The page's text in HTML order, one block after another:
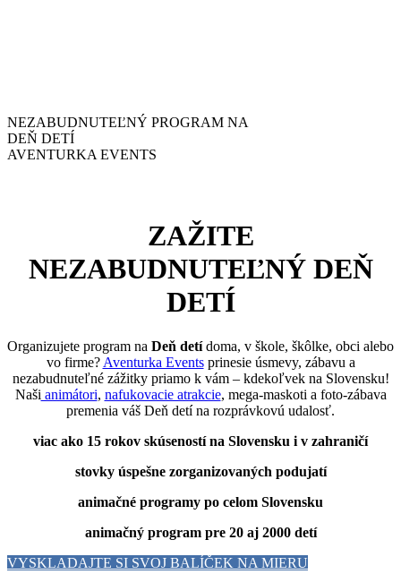
NEZABUDNUTEĽNÝ PROGRAM NA
DEŇ DETÍ
AVENTURKA EVENTS
ZAŽITE
NEZABUDNUTEĽNÝ DEŇ
DETÍ
Organizujete program na Deň detídoma, v škole, škôlke, obci alebo
vo firme? Aventurka Eventsprinesie úsmevy, zábavu a
nezabudnuteľné zážitky priamo k vám – kdekoľvek na Slovensku!
Naši animátori, nafukovacie atrakcie, mega-maskoti a foto-zábava
premenia váš Deň detí na rozprávkovú udalosť.
viac ako 15 rokov skúseností na Slovensku i v zahraničí
stovky úspešne zorganizovaných podujatí
animačné programy po celom Slovensku
animačný program pre 20 aj 2000 detí
VYSKLADAJTE SI SVOJ BALÍČEK NA MIERU